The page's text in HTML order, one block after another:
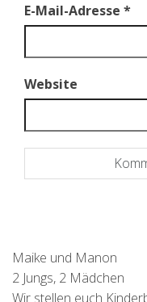
E-Mail-Adresse *
Website
Maike und Manon
2 Jungs, 2 Mädchen
Wir stellen euch